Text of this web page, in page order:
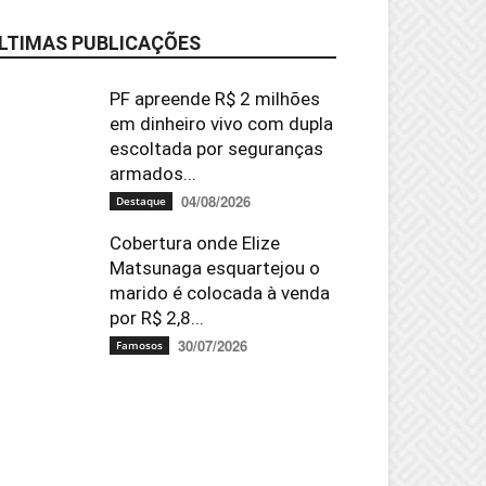
PUBLICAÇÕES
PF apreende R$ 2 milhões
em dinheiro vivo com dupla
escoltada por seguranças
armados...
Destaque 04/08/2026
Cobertura onde Elize
Matsunaga esquartejou o
marido é colocada à venda
por R$ 2,8...
Famosos 30/07/2026